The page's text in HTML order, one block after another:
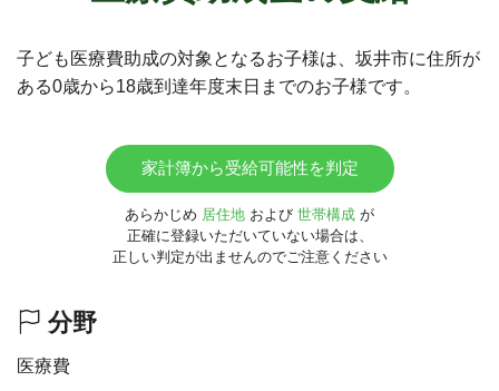
子ども医療費助成の対象となるお子様は、坂井市に住所が
ある0歳から18歳到達年度末日までのお子様です。
家計簿から受給可能性を判定
あらかじめ 居住地 および 世帯構成 が
正確に登録いただいていない場合は、
正しい判定が出ませんのでご注意ください
分野
医療費